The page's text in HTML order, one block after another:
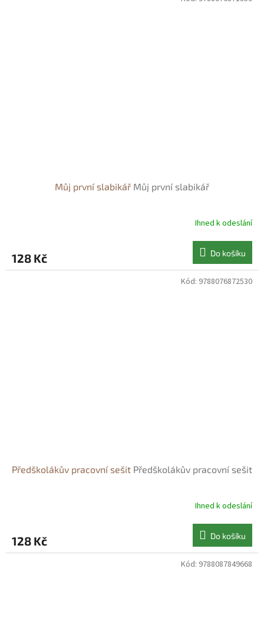
Můj první slabikář Můj první slabikář
Ihned k odeslání
128 Kč Do košíku
Předškolákův pracovní sešit Předškolákův pracovní sešit
Ihned k odeslání
128 Kč Do košíku
Kód: 9788076872530
Kód: 9788087849668